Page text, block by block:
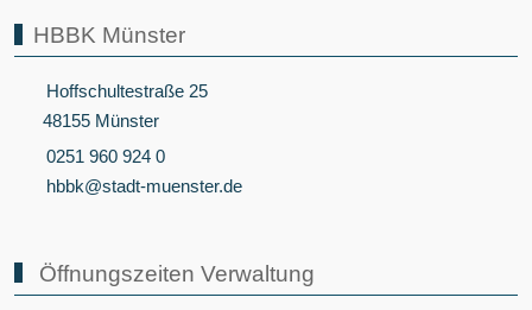
HBBK Münster
Hoffschultestraße 25
48155 Münster
0251 960 924 0
hbbk@stadt-muenster.de
Öffnungszeiten Verwaltung